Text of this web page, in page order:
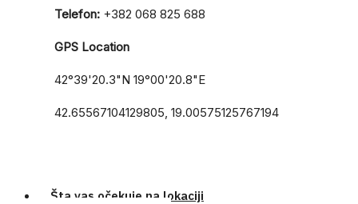
Telefon: +382 068 825 688
GPS Location
42°39'20.3"N 19°00'20.8"E
42.65567104129805, 19.00575125767194
Šta vas očekuje na lokaciji